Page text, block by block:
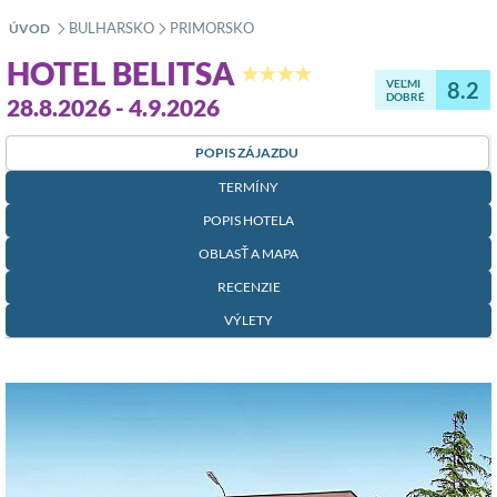
ÚVOD »
BULHARSKO »
PRIMORSKO
HOTEL BELITSA ★★★★
28.8.2026 - 4.9.2026
VEĽMI
DOBRÉ
8.2
POPIS ZÁJAZDU
TERMÍNY
POPIS HOTELA
OBLASŤ A MAPA
RECENZIE
VÝLETY